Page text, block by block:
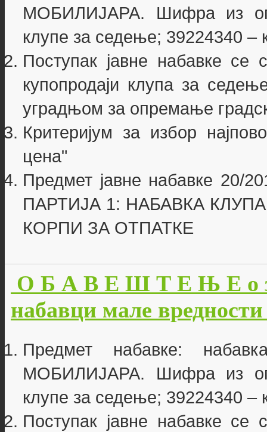
МОБИЛИЈАРА. Шифра из
клупе за седење; 39224340 –
Поступак јавне набавке
купопродаји клупа за
уградњом за опремање
Критеријум за избор
цена"
Предмет јавне набавке 20/
ПАРТИЈА 1: НАБАВКА
КОРПИ ЗА ОТПАТКЕ
О Б А В Е Ш Т Е Њ Е о
набавци мале
Предмет набавке:
МОБИЛИЈАРА. Шифра из
клупе за седење; 39224340 –
Поступак јавне набавке